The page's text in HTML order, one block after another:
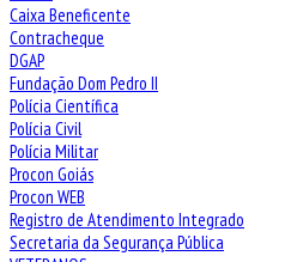
Caixa Beneficente
Contracheque
DGAP
Fundação Dom Pedro II
Polícia Científica
Polícia Civil
Polícia Militar
Procon Goiás
Procon WEB
Registro de Atendimento Integrado
Secretaria da Segurança Pública